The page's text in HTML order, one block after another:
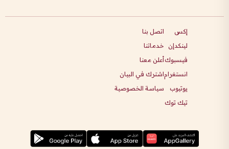
إكس
لينكدإن
فيسبوك
انستغرام
يوتيوب
تيك توك
اتصل بنا
خدماتنا
أعلن معنا
اشترك في البيان
سياسة الخصوصية